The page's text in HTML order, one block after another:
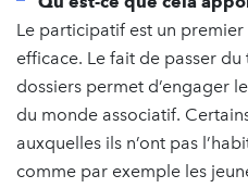
Le participatif est un
efficace. Le fait de passer
dossiers permet d’engager
du monde associatif.
auxquelles ils n’ont pas
comme par exemple les